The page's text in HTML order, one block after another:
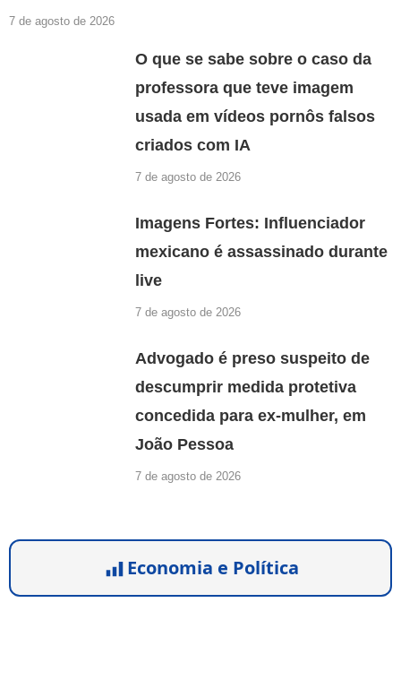
7 de agosto de 2026
O que se sabe sobre o caso da
professora que teve imagem
usada em vídeos pornôs falsos
criados com IA
7 de agosto de 2026
Imagens Fortes: Influenciador
mexicano é assassinado durante
live
7 de agosto de 2026
Advogado é preso suspeito de
descumprir medida protetiva
concedida para ex-mulher, em
João Pessoa
7 de agosto de 2026
Economia e Política